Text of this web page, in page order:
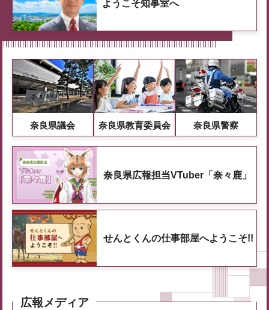
ようこそ知事室へ
奈良県議会 奈良県教育委員会 奈良県警察
奈良県広報担当VTuber「奈々鹿」
せんとくんの仕事部屋へようこそ!!
広報メディア